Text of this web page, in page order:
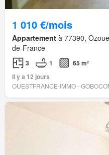
1 010 €/mois
Appartement à 77390,
de-France
3 1
65 m²
Il y a 12 jours
OUESTFRANCE-IMMO -